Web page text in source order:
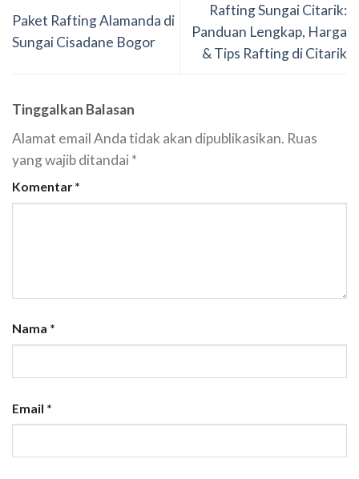
Paket Rafting Alamanda di
Sungai Cisadane Bogor
Rafting Sungai Citarik:
Panduan Lengkap, Harga
& Tips Rafting di Citarik
Tinggalkan Balasan
Alamat email Anda tidak akan dipublikasikan. Ruas
yang wajib ditandai*
Komentar *
Nama *
Email *